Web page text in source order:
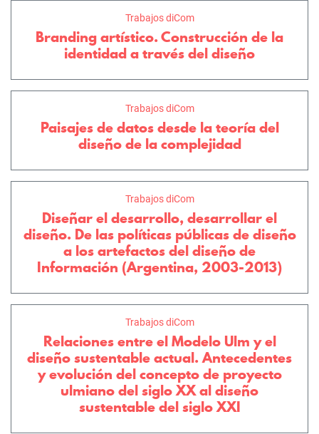
Trabajos diCom
Branding artístico. Construcción de la
identidad a través del diseño
Trabajos diCom
Paisajes de datos desde la teoría del
diseño de la complejidad
Trabajos diCom
Diseñar el desarrollo, desarrollar el
diseño. De las políticas públicas de diseño
a los artefactos del diseño de
Información (Argentina, 2003-2013)
Trabajos diCom
Relaciones entre el Modelo Ulm y el
diseño sustentable actual. Antecedentes
y evolución del concepto de proyecto
ulmiano del siglo XX al diseño
sustentable del siglo XXI